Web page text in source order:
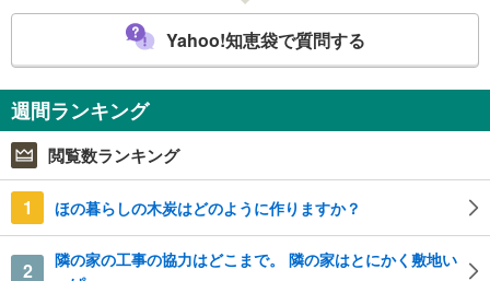
Yahoo!知恵袋で質問する
週間ランキング
閲覧数ランキング
1 ほの暮らしの木炭はどのように作りますか？
2
隣の家の工事の協力はどこまで。 隣の家はとにかく敷地い